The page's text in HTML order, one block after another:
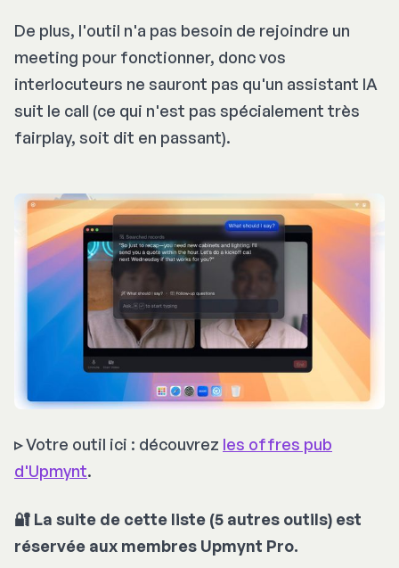
De plus, l'outil n'a pas besoin de rejoindre un
meeting pour fonctionner, donc vos
interlocuteurs ne sauront pas qu'un assistant IA
suit le call (ce qui n'est pas spécialement très
fairplay, soit dit en passant).
▹Votre outil ici : découvrez les offres pub
d'Upmynt.
🔐 La suite de cette liste (5 autres outils) est
réservée aux membres Upmynt Pro.